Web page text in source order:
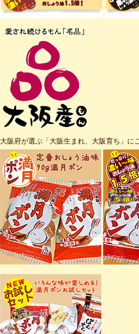
大阪府が選ぶ「大阪生まれ、大阪育ち」に